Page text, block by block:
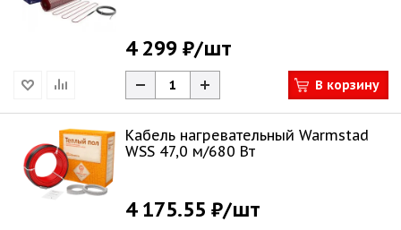
4 299 ₽/шт
В корзину
Кабель нагревательный Warmstad
WSS 47,0 м/680 Вт
4 175.55 ₽/шт